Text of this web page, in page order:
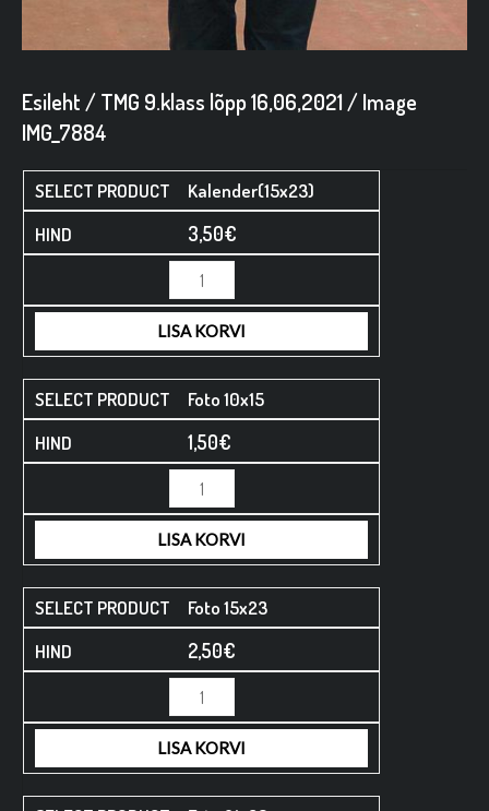
Esileht /TMG 9.klass lõpp 16,06,2021 / Image
IMG_7884
Kalender(15x23)
3,50€
Minus
Quantity
Minus
QuantityQuantity
Quantity
LISA KORVI
Foto 10x15
1,50€
LISA KORVI
Foto 15x23
2,50€
LISA KORVI